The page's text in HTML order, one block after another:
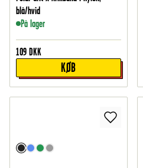
blå/hvid
På lager
109 DKK
KØB